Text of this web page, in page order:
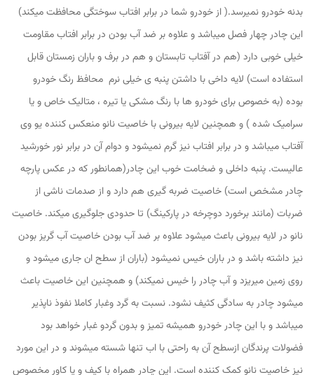
بدنه خودرو نمیرسد.( از خودرو شما در برابر افتاب سوختگی محافظت میکند)
این چادر چهار فصل میباشد و علاوه بر ضد آب بودن در برابر افتاب مقاومت
خیلی خوبی دارد (هم در آفتاب تابستان و هم در برف و باران زمستان قابل
استفاده است) لایه داخی با داشتن پنبه ی خیلی نرم محافظ رنگ خودرو
بوده (به خصوص برای خودرو ها با رنگ مشکی یا تیره ، متالیک خاص و یا
سرامیک شده ) و همچنین لایه بیرونی با خاصیت نانو منعکس کننده یو وی
آفتاب میباشد و در برابر افتاب نیز گرم نمیشود و دوام آن در برابر نور خورشید
عالیست. پنبه داخلی و ضخامت خوب این چادر(همانطور که در عکس پارچه
چادر مشخص است) خاصیت ضربه گیری هم دارد و از صدمات ناشی از
ضربات (مانند برخورد دوچرخه در پارکینگ) تا حدودی جلوگیری میکند. خاصیت
نانو در لایه بیرونی باعث میشود علاوه بر ضد آب بودن خاصیت آب گریز بودن
نیز داشته باشد و در باران خیس نمیشود (باران از سطح ان جاری میشود و
روی زمین میریزد و آب چادر را خیس نمیکند) و همچنین این خاصیت باعث
میشود چادر به سادگی کثیف نشود. نسبت به گرد وغبار کاملا نفوذ ناپذیر
میباشد و با این چادر خودرو همیشه تمیز و بدون گردو غبار خواهد بود
فضولات پرندگان ازسطح آن به راحتی با اب تنها شسته میشوند و در این مورد
نیز خاصیت نانو کمک کننده است. این چادر همراه با کیف و یا کاور مخصوص